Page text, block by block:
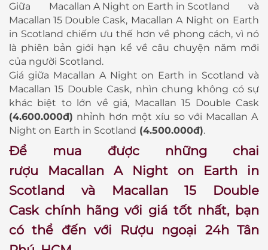
Giữa Macallan A Night on Earth in Scotland
và
Macallan 15 Double Cask, Macallan A Night on Earth
in Scotland chiếm ưu thế hơn về phong cách, vì nó
là phiên bản giới hạn kể về câu chuyện năm mới
của người Scotland.
Giá giữa Macallan A Night on Earth in Scotland và
Macallan 15 Double Cask, nhìn chung không có sự
khác biệt to lớn về giá, Macallan 15 Double Cask
(4.600.000đ) nhỉnh hơn một xíu so với Macallan A
Night on Earth in Scotland (4.500.000đ).
Để mua được những chai
rượu Macallan A Night on Earth in
Scotland và Macallan 15 Double
Cask chính hãng với giá tốt nhất, bạn
có thể đến với Rượu ngoại 24h Tân